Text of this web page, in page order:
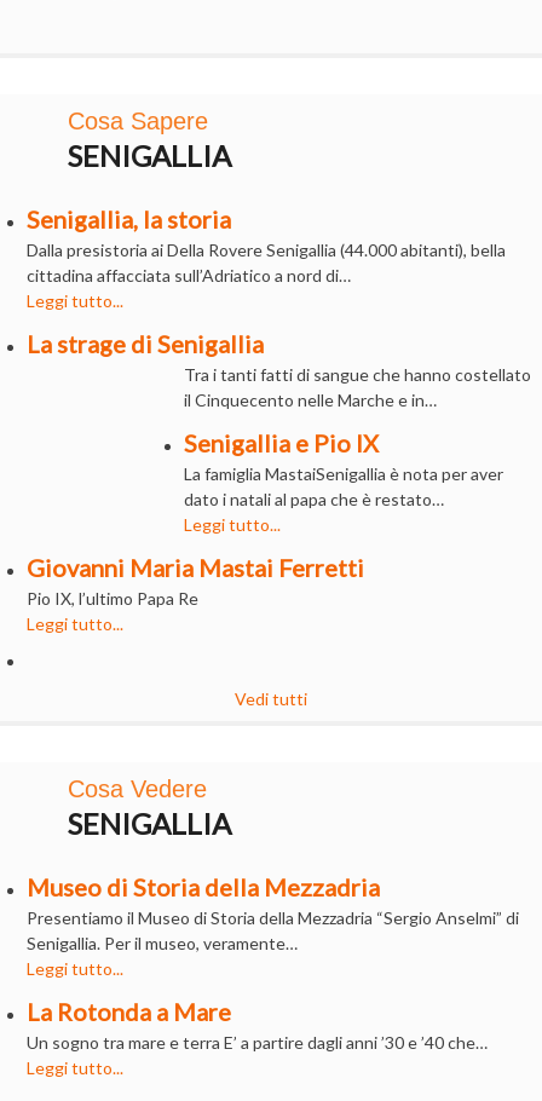
Cosa Sapere
SENIGALLIA
Senigallia, la storia
Dalla presistoria ai Della Rovere Senigallia (44.000 abitanti), bella
cittadina affacciata sull’Adriatico a nord di…
Leggi tutto...
La strage di Senigallia
Tra i tanti fatti di sangue che hanno costellato
il Cinquecento nelle Marche e in…
Senigallia e Pio IX
La famiglia MastaiSenigallia è nota per aver
dato i natali al papa che è restato…
Leggi tutto...
Giovanni Maria Mastai Ferretti
Pio IX, l’ultimo Papa Re
Leggi tutto...
Vedi tutti
Cosa Vedere
SENIGALLIA
Museo di Storia della Mezzadria
Presentiamo il Museo di Storia della Mezzadria “Sergio Anselmi” di
Senigallia. Per il museo, veramente…
Leggi tutto...
La Rotonda a Mare
Un sogno tra mare e terra E’ a partire dagli anni ’30 e ’40 che…
Leggi tutto...